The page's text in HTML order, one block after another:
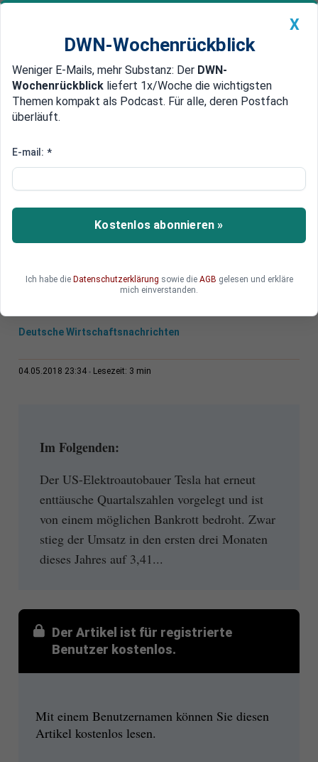
Newsticker MEIN DWN: Geldanlage Premium
Edelmetalle DWN-Magazin China
Unternehmen unter Druck
Tesla verbrennt Milliarden und
kein Ende in Sicht
Investoren beginnen sich Sorgen um Tesla zu
Deutsche Wirtschaftsnachrichten
04.05.2018 23:34 Lesezeit: 3 min
Im Folgenden:
Der US-Elektroautobauer Tesla hat erneut
enttäusche Quartalszahlen vorgelegt und ist
von einem möglichen Bankrott bedroht. Zwar
stieg der Umsatz in den ersten drei Monaten
dieses Jahres auf 3,41...
Der Artikel ist für registrierte
Benutzer kostenlos.
Mit einem Benutzernamen können Sie diesen
Artikel kostenlos lesen.
X
DWN-Wochenrückblick
Weniger E-Mails, mehr Substanz: Der DWN-
Wochenrückblick liefert 1x/Woche die wichtigsten
Themen kompakt als Podcast. Für alle, deren Postfach
überläuft.
E-mail: *
Kostenlos abonnieren »
Ich habe die Datenschutzerklärung sowie die AGB gelesen und erkläre
mich einverstanden.